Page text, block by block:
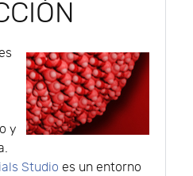
y
Studio es un entorno